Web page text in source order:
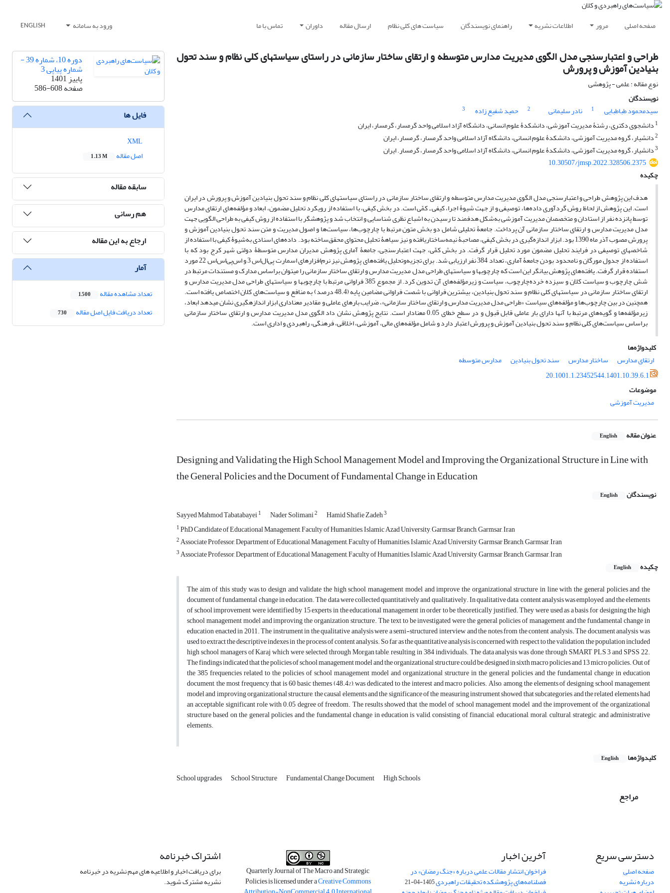
صفحه اصلی مرور اطلاعات نشریه راهنمای نویسندگان سیاست های کلی نظام ارسال مقاله داوران تماس با ما ورود به سامانه ENGLISH
طراحی و اعتبارسنجی مدل الگوی مدیریت مدارس متوسطه و ارتقای ساختار سازمانی در راستای سیاست‏های کلی نظام و سند تحول
بنیادین آموزش و پرورش
نوع مقاله : علمی - پژوهشی
نویسندگان
سیدمحمود طباطبایی
1 نادر سلیمانی 2 حمید شفیع زاده
3
1 دانشجوی دکتری، رشتۀ مدیریت آموزشی، دانشکدۀ علوم انسانی، دانشگاه آزاد اسلامی واحد گرمسار، گرمسار، ایران
2دانشیار، گروه مدیریت آموزشی، دانشکدۀ علوم انسانی، دانشگاه آزاد اسلامی واحد گرمسار، گرمسار، ایران
3دانشیار، گروه مدیریت آموزشی، دانشکدۀ علوم انسانی، دانشگاه آزاد اسلامی واحد گرمسار، گرمسار. ایران
10.30507/jmsp.2022.328506.2375
چکیده
هدف این پژوهش طراحی و اعتبارسنجی مدل الگوی مدیریت مدارس متوسطه و ارتقای ساختار سازمانی در راستای سیاست‏های کلی نظام و سند تحول بنیادین آموزش و پرورش در ایران
است. این پژوهش از لحاظ روش گردآوری داده‌ها، توصیفی و از جهت شیوۀ اجرا، کیفی ـ کمّی است. در بخش کیفی، با استفاده از رویکرد تحلیل مضمون، ابعاد و مؤلفه‌های ارتقای مدارس
توسط پانزده نفر از استادان و متخصصان مدیریت آموزشی به‌شکل هدفمند تا رسیدن به اشباع نظری شناسایی و انتخاب شد و پژوهشگر با استفاده از روش کیفی به طراحی الگویی جهت
مدل مدیریت مدارس و ارتقای ساختار سازمانی آن پرداخت. جامعۀ تحلیلی شامل دو بخش متون مرتبط با چارچوب‌ها، سیاست‌ها و اصول مدیریت و متن سند تحول بنیادین آموزش و
پرورش مصوب آذر ماه 1390 بود. ابزار اندازه‌گیری در بخش کیفی، مصاحبۀ نیمه‌ساختاریافته و نیز سیاهۀ تحلیل محتوای محقق‌ساخته بود. داده‌های اسنادی به‌شیوۀ کیفی با استفاده از
شاخص‏های توصیفی در فرایند تحلیل مضمون مورد تحلیل قرار گرفت. در بخش کمّی، جهت اعتبارسنجی، جامعۀ آماری پژوهش مدیران مدارس متوسطۀ دولتی شهر کرج بود که با
استفاده از جدول مورگان و نامحدود بودن جامعۀ آماری، تعداد 384 نفر ارزیابی ‌شد. برای تجزیه‌وتحلیل یافته‌های پژوهش نیز نرم‌افزارهای اسمارت پی‌ال‌اس 3 و اس‌پی‌اس‌اس 22 مورد
استفاده قرار گرفت. یافته‌های پژوهش بیانگر این است که چارچوب‏ها و سیاست‏های طراحی مدل مدیریت مدارس و ارتقای ساختار سازمانی را می‏توان براساس مدارک و مستندات مرتبط در
شش چارچوب و سیاست کلان و سیزده خرده‌چارچوب، سیاست و زیرمؤلفه‏‌های آن تدوین کرد. از مجموع 385 فراوانی مرتبط با چارچوب‏ها و سیاست‏های طراحی مدل مدیریت مدارس و
ارتقای ساختار سازمانی در سیاست‏های کلی نظام و سند تحول بنیادین، بیشترین فراوانی با شصت فراوانی مضامین پایه (48.4 درصد) به منافع و سیاست‌های کلان اختصاص یافته است.
همچنین در بین چارچوب‌ها و مؤلفه‌های سیاست «طراحی مدل مدیریت مدارس و ارتقای ساختار سازمانی»، ضرایب بارهای عاملی و مقادیر معناداری ابزار اندازه‏گیری نشان می‏دهد ابعاد،
زیرمؤلفه‏‌ها و گویه‏‌های مرتبط با آن‏ها دارای بار عاملی قابل قبول و در سطح خطای 0.05 معنادار است. نتایج پژوهش نشان داد الگوی مدل مدیریت مدارس و ارتقای ساختار سازمانی
براساس سیاست‌های کلی نظام و سند تحول بنیادین آموزش و پرورش اعتبار دارد و شامل مؤلفه‏‌های مالی، آموزشی، اخلاقی، فرهنگی، راهبردی و اداری است.
کلیدواژه‌ها
ارتقای مدارس
ساختار مدارس سند تحول بنیادین
مدارس متوسطه
20.1001.1.23452544.1401.10.39.6.1
موضوعات
مدیریت آموزشی
عنوان مقاله English
Designing and Validating the High School Management Model and Improving the Organizational Structure in Line with
the General Policies and the Document of Fundamental Change in Education
نویسندگان English
Sayyed Mahmod Tabatabayei1 Nader Solimani2 Hamid Shafie Zadeh3
1PhD Candidate of Educational Management, Faculty of Humanities, Islamic Azad University, Garmsar Branch, Garmsar, Iran
2Associate Professor, Department of Educational Management, Faculty of Humanities, Islamic Azad University, Garmsar Branch, Garmsar, Iran
3Associate Professor, Department of Educational Management, Faculty of Humanities, Islamic Azad University, Garmsar Branch, Garmsar, Iran
چکیده
English
The aim of this study was to design and validate the high school management model and improve the organizational structure in line with the general policies and the
document of fundamental change in education. The data were collected quantitatively and qualitatively. In qualitative data, content analysis was employed and the elements
of school improvement were identified by 15 experts in the educational management in order to be theoretically justified. They were used as a basis for designing the high
school management model and improving the organization structure. The text to be investigated were the general policies of management and the fundamental change in
education enacted in 2011. The instrument in the qualitative analysis were a semi-structured interview and the notes from the content analysis. The document analysis was
used to extract the descriptive indexes in the process of content analysis. So far as the quantitative analysis is concerned with respect to the validation, the population included
high school managers of Karaj which were selected through Morgan table, resulting in 384 individuals. The data analysis was done through SMART PLS 3 and SPSS 22.
The findings indicated that the policies of school management model and the organizational structure could be designed in sixth macro policies and 13 micro policies. Out of
the 385 frequencies related to the policies of school management model and organizational structure in the general policies and the fundamental change in education
document, the most frequency, that is 60 basic themes (48.4%), was dedicated to the interest and macro policies. Also, among the elements of designing school management
model and improving organizational structure, the causal elements and the significance of the measuring instrument showed that subcategories and the related elements had
an acceptable significant role with 0.05 degree of freedom. The results showed that the model of school management model and the improvement of the organizational
structure based on the general policies and the fundamental change in education is valid, consisting of financial, educational, moral, cultural, strategic, and administrative
elements.
کلیدواژه‌ها English
School upgrades School Structure Fundamental Change Document High Schools
مراجع
دوره 10، شماره 39 -
شماره پیاپی 3
پاییز 1401
صفحه586-608
فایل ها
اصل مقاله
1.13 M
سابقه مقاله
هم رسانی
ارجاع به این مقاله
آمار
تعداد مشاهده مقاله 1,500
تعداد دریافت فایل اصل مقاله 730
دسترسی سریع
صفحه اصلی
درباره نشریه
آخرین اخبار
فراخوان انتشار مقالات علمی درباره «جنگ رمضان» در
فصلنامه‌های پژوهشکده تحقیقات راهبردی1405-04-21
Quarterly Journal of The Macro and Strategic
Policies is licensed under aCreative Commons
اشتراک خبرنامه
برای دریافت اخبار و اطلاعیه های مهم نشریه در خبرنامه
نشریه مشترک شوید.